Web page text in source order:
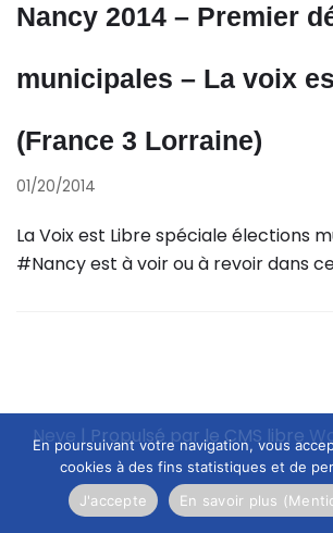
Nancy 2014 – Premier
municipales – La voix
(France 3 Lorraine)
01/20/2014
La Voix est Libre spéciale élections
#Nancy est à voir ou à revoir dans
Neve | Propulsé par le CMS libre
En poursuivant votre navigation, vous
cookies à des fins statistiques et de
J'accepte
En savoir plus